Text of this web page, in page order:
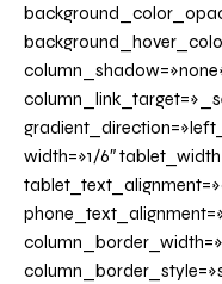
width=»1/6″